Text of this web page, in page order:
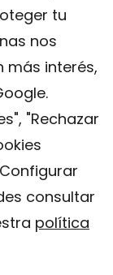
tu
nos
más interés,
"Rechazar
consultar
política